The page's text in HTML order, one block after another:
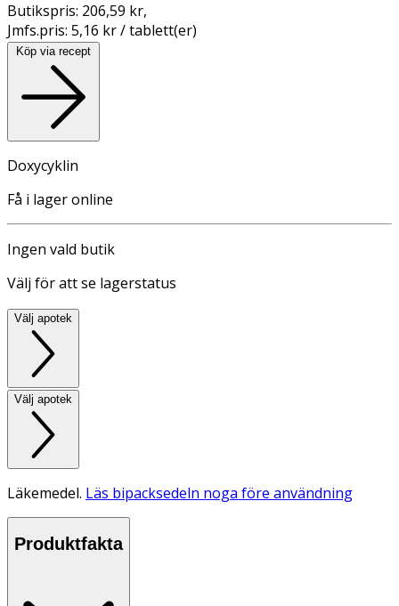
Butikspris: 206,59 kr,
Jmfs.pris: 5,16 kr / tablett(er)
Köp via recept
Doxycyklin
Få i lager online
Ingen vald butik
Välj för att se lagerstatus
Välj apotek
Välj apotek
Läkemedel. Läs bipacksedeln noga före användning
Produktfakta